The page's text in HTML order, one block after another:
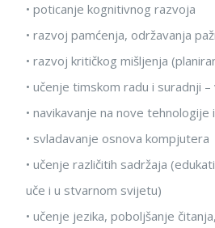
• poticanje kognitivnog razvoja
• razvoj pamćenja, održavanja
• razvoj kritičkog mišljenja
• učenje timskom radu i suradnji
• navikavanje na nove tehnologije
• svladavanje osnova kompjutera
• učenje različitih sadržaja
uče i u stvarnom svijetu)
• učenje jezika, poboljšanje